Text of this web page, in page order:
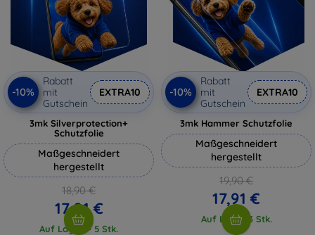
-10%
Rabatt
mit
Gutschein
EXTRA10
3mk Silverprotection+
Schutzfolie
Maßgeschneidert
hergestellt
18,90 €
17,01 €
Auf Lager > 5 Stk.
-10%
Rabatt
mit
Gutschein
EXTRA10
3mk Hammer Schutzfolie
Maßgeschneidert
hergestellt
19,90 €
17,91 €
Auf Lager 3 Stk.